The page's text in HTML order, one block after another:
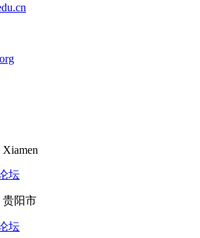
Xiamen
坛
贵阳市
坛